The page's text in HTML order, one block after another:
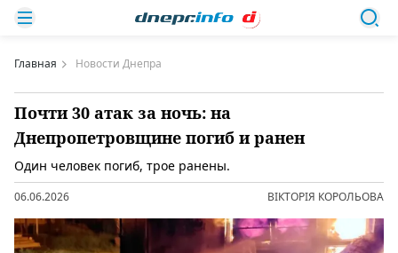
Главная Новости Днепра
Почти 30 атак за ночь: на
Днепропетровщине погиб и ранен
Один человек погиб, трое ранены.
06.06.2026 ВІКТОРІЯ КОРОЛЬОВА